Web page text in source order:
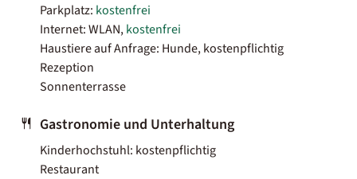
Parkplatz: kostenfrei
Internet: WLAN,kostenfrei
Haustiere auf Anfrage: Hunde, kostenpflichtig
Rezeption
Sonnenterrasse
Gastronomie und Unterhaltung
Kinderhochstuhl: kostenpflichtig
Restaurant